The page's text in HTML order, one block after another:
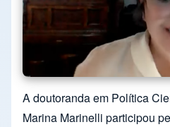
A doutoranda em Política
Marina Marinelli participou